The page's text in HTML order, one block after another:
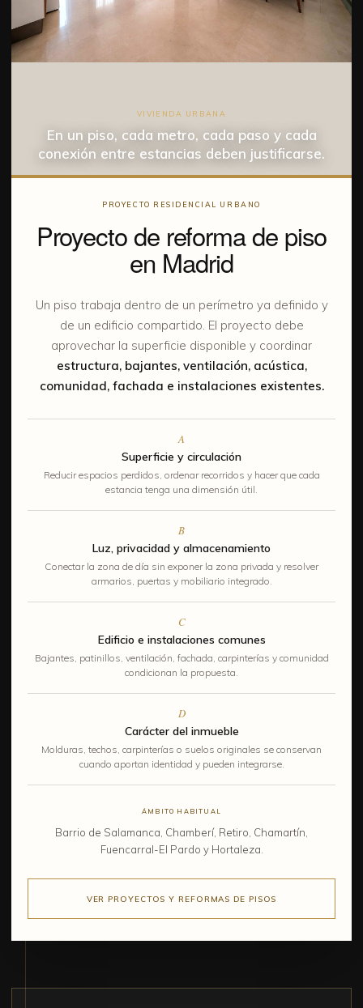
VIVIENDA URBANA
En un piso, cada metro, cada paso y cada
conexión entre estancias deben justificarse.
PROYECTO RESIDENCIAL URBANO
Proyecto de reforma de piso
en Madrid
Un piso trabaja dentro de un perímetro ya definido y
de un edificio compartido. El proyecto debe
aprovechar la superficie disponible y coordinar
estructura, bajantes, ventilación, acústica,
comunidad, fachada e instalaciones existentes.
A
Superficie y circulación
Reducir espacios perdidos, ordenar recorridos y hacer que cada
estancia tenga una dimensión útil.
B
Luz, privacidad y almacenamiento
Conectar la zona de día sin exponer la zona privada y resolver
armarios, puertas y mobiliario integrado.
C
Edificio e instalaciones comunes
Bajantes, patinillos, ventilación, fachada, carpinterías y comunidad
condicionan la propuesta.
D
Carácter del inmueble
Molduras, techos, carpinterías o suelos originales se conservan
cuando aportan identidad y pueden integrarse.
ÁMBITO HABITUAL
Barrio de Salamanca, Chamberí, Retiro, Chamartín,
Fuencarral-El Pardo y Hortaleza.
VER PROYECTOS Y REFORMAS DE PISOS